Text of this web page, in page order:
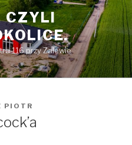
CZYLI
116 przy Zalewie
PIOTR